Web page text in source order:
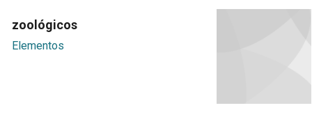
zoológicos
Elementos